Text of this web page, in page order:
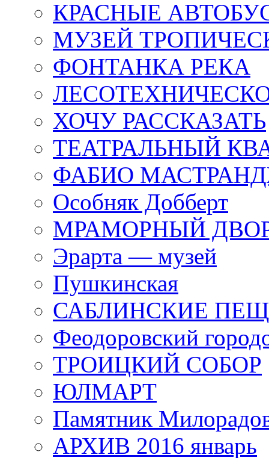
КРАСНЫЕ
МУЗЕЙ
ФОНТАНКА РЕКА
ХОЧУ РАССКАЗАТЬ
ТЕАТРАЛЬНЫЙ
ФАБИО
Особняк Добберт
МРАМОРНЫЙ
Эрарта — музей
Пушкинская
САБЛИНСКИЕ
Феодоровский
ТРОИЦКИЙ СОБОР
ЮЛМАРТ
Памятник
АРХИВ 2016 январь